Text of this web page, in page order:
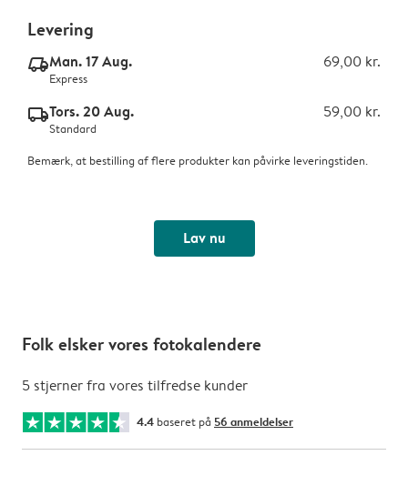
Levering
delivery_express_v2Man. 17 Aug. 69,00 kr.
Express
delivery_standard_v2Tors. 20 Aug. 59,00 kr.
Standard
Bemærk, at bestilling af flere produkter kan påvirke leveringstiden.
Lav nu
Folk elsker vores fotokalendere
5 stjerner fra vores tilfredse kunder
4.4 baseret på 56 anmeldelser